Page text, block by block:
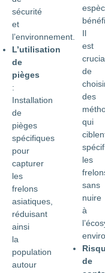
sécurité
et
l’environnement.
L’utilisation
de
pièges
:
Installation
de
pièges
spécifiques
pour
capturer
les
frelons
asiatiques,
réduisant
ainsi
la
population
autour
Il
est
de
des
qui
les
sans
nuire
à
de